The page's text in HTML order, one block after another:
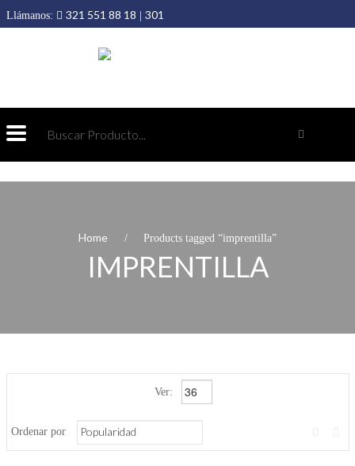
Llámanos: 321 551 88 18
301
403 19 89
432 69 98
Home Products tagged “imprentilla”
IMPRENTILLA
Ver:
Ordenar por